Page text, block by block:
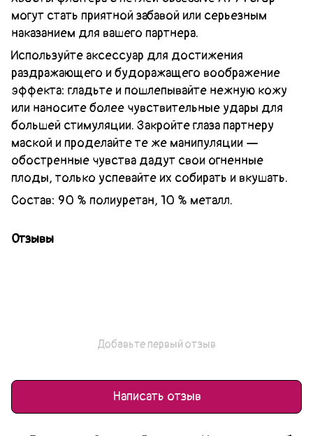
могут стать приятной забавой или серьезным
наказанием для вашего партнера.
Используйте аксессуар для достижения
раздражающего и будоражащего воображение
эффекта: гладьте и пошлепывайте нежную кожу
или наносите более чувствительные удары для
большей стимуляции. Закройте глаза партнеру
маской и проделайте те же манипуляции —
обостренные чувства дадут свои огненные
плоды, только успевайте их собирать и вкушать.
Состав: 90 % полиуретан, 10 % металл.
Отзывы
Добавьте первый отзыв
Написать отзыв